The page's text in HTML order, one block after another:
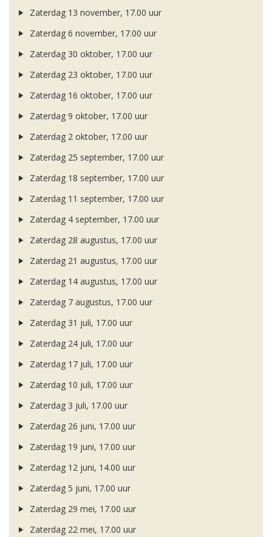
Zaterdag 13 november, 17.00 uur
Zaterdag 6 november, 17.00 uur
Zaterdag 30 oktober, 17.00 uur
Zaterdag 23 oktober, 17.00 uur
Zaterdag 16 oktober, 17.00 uur
Zaterdag 9 oktober, 17.00 uur
Zaterdag 2 oktober, 17.00 uur
Zaterdag 25 september, 17.00 uur
Zaterdag 18 september, 17.00 uur
Zaterdag 11 september, 17.00 uur
Zaterdag 4 september, 17.00 uur
Zaterdag 28 augustus, 17.00 uur
Zaterdag 21 augustus, 17.00 uur
Zaterdag 14 augustus, 17.00 uur
Zaterdag 7 augustus, 17.00 uur
Zaterdag 31 juli, 17.00 uur
Zaterdag 24 juli, 17.00 uur
Zaterdag 17 juli, 17.00 uur
Zaterdag 10 juli, 17.00 uur
Zaterdag 3 juli, 17.00 uur
Zaterdag 26 juni, 17.00 uur
Zaterdag 19 juni, 17.00 uur
Zaterdag 12 juni, 14.00 uur
Zaterdag 5 juni, 17.00 uur
Zaterdag 29 mei, 17.00 uur
Zaterdag 22 mei, 17.00 uur